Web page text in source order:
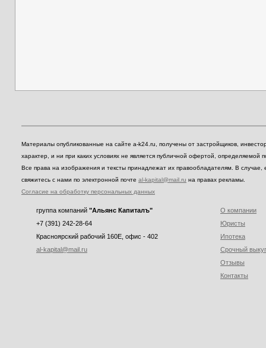
Материалы опубликованные на сайте a-k24.ru, получены от застройщиков,
характер, и ни при каких условиях не является публичной офертой,
Все права на изображения и тексты принадлежат их правообладателям. В
свяжитесь с нами по электронной почте al-kapital@mail.ru на правах рекламы.
Согласие на обработку персональных данных
группа компаний "Альянс Капиталъ"
+7 (391) 242-28-64
Красноярский рабочий 160E, офис - 402
al-kapital@mail.ru
О компании
Юристы
Ипотека
Срочный
Отзывы
Контакты